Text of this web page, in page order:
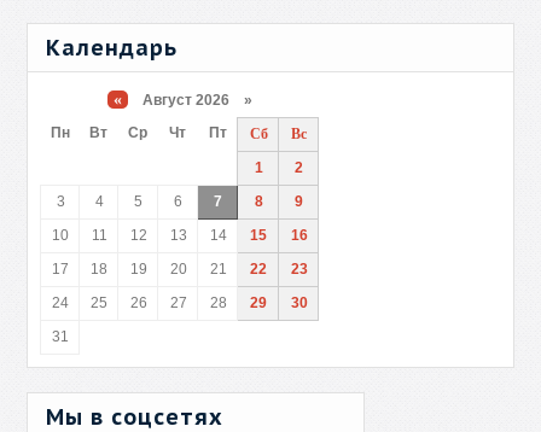
Календарь
« Август 2026 »
Пн
Вт Ср Чт Пт Сб
Вс
1
2
3
4 5 6 7 8
9
10
11 12 13 14 15
16
17
18 19 20 21 22
23
24
25 26 27 28 29
30
31
Мы в соцсетях